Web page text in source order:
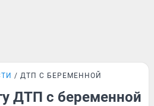
ДТП С БЕРЕМЕННОЙ
ДТП с беременной